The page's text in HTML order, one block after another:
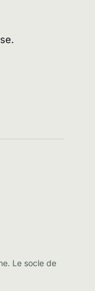
Le socle de